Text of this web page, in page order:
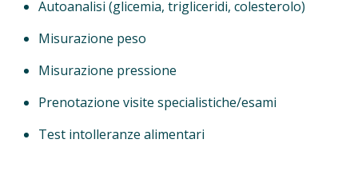
Autoanalisi (glicemia, trigliceridi, colesterolo)
Misurazione peso
Misurazione pressione
Prenotazione visite specialistiche/esami
Test intolleranze alimentari